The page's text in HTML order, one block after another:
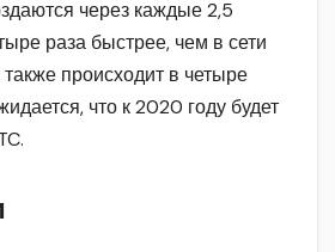
через каждые 2,5
раза быстрее, чем в сети
происходит в четыре
что к 2020 году будет